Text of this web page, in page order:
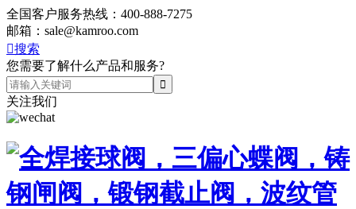
全国客户服务热线： 400-888-7275
邮箱： sale@kamroo.com
搜索
您需要了解什么产品和服务?
关注我们